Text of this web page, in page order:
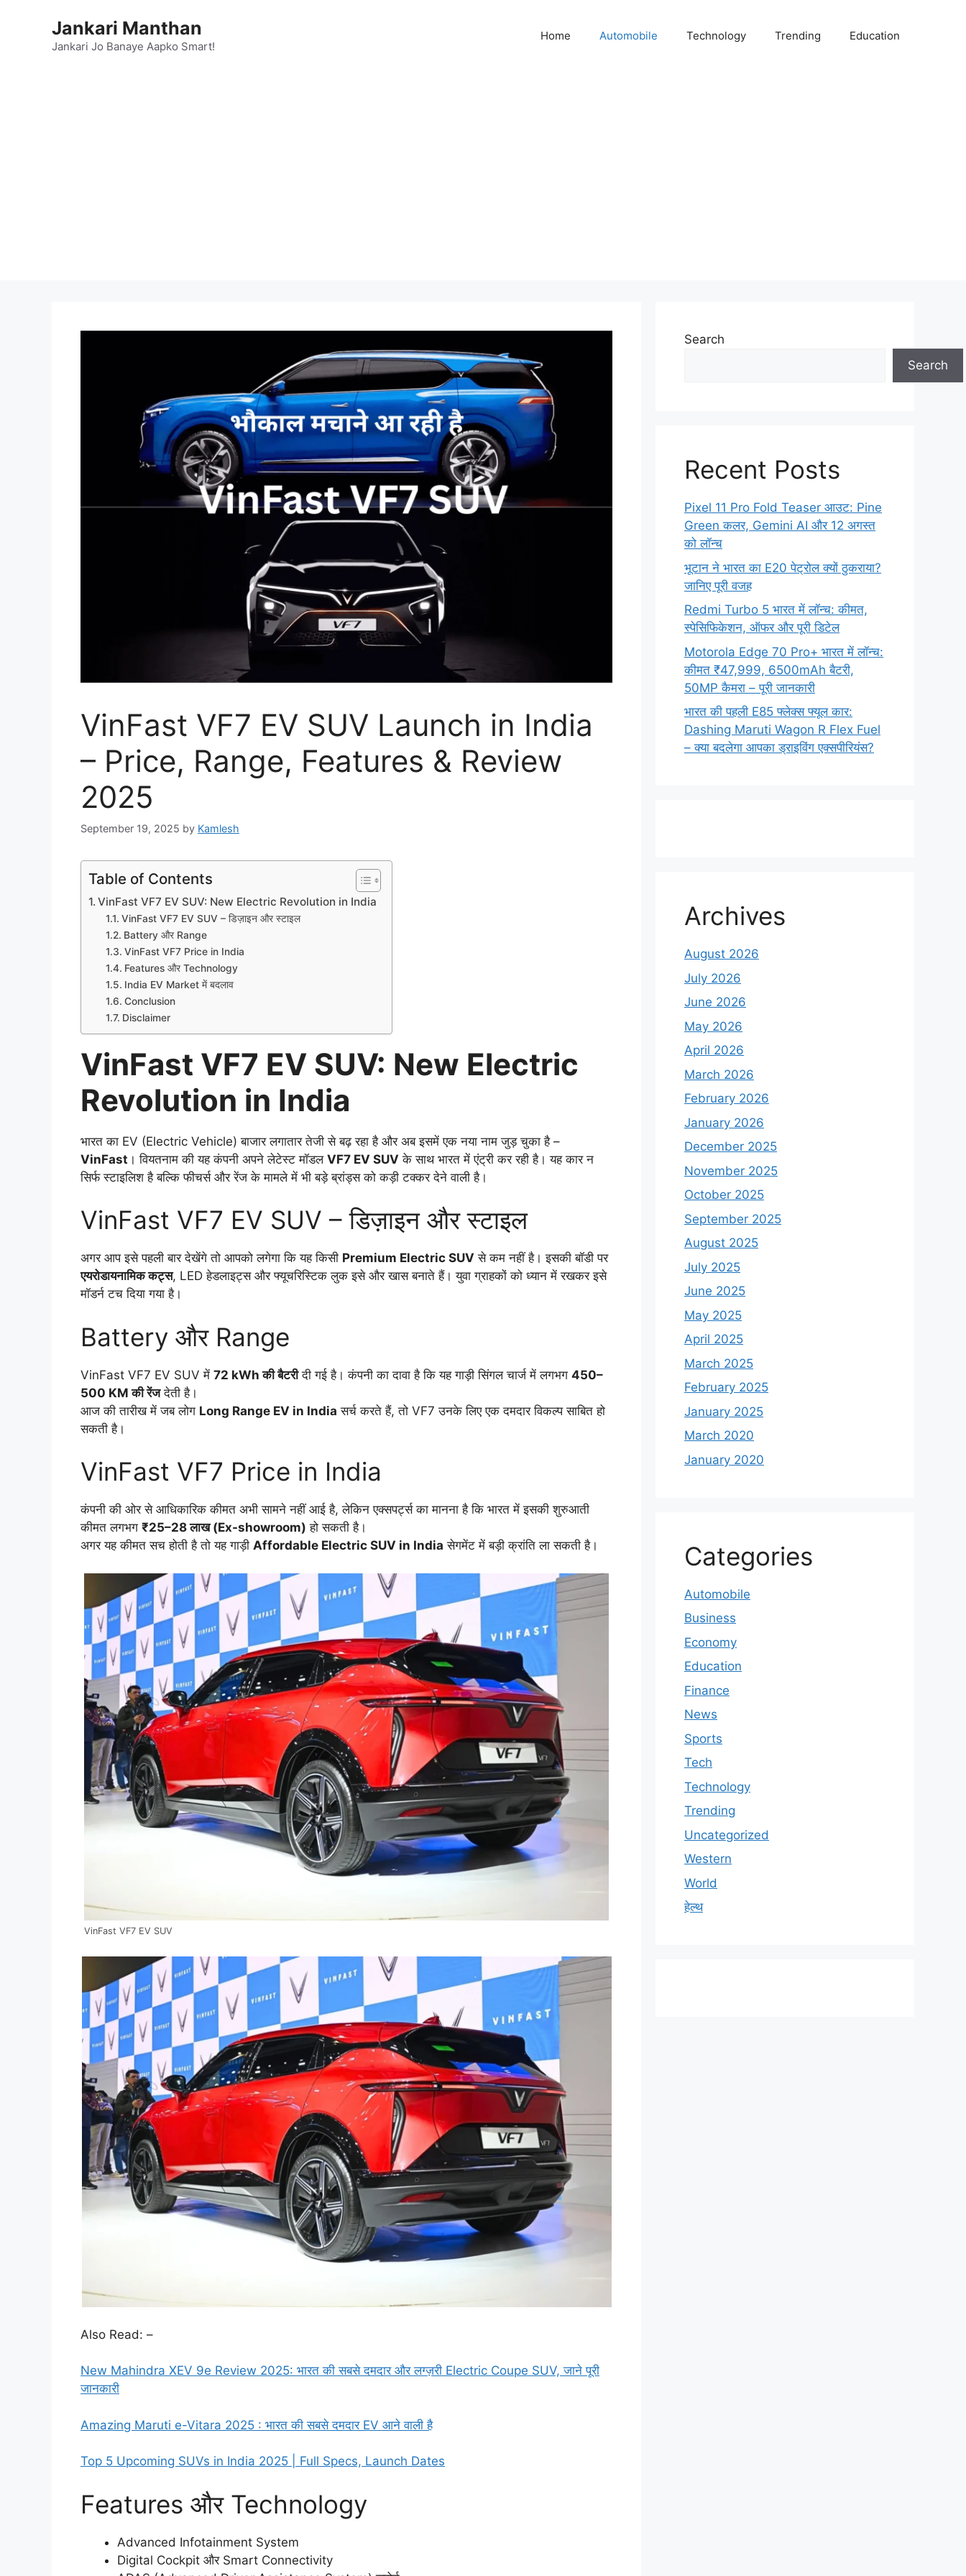
Jankari Manthan
Jankari Jo Banaye Aapko Smart!
Home Automobile Technology Trending Education
VinFast VF7 EV SUV Launch in India
– Price, Range, Features & Review
2025
September 19, 2025 by Kamlesh
Table of Contents
VinFast VF7 EV SUV: New Electric Revolution in India
VinFast VF7 EV SUV – डिज़ाइन और स्टाइल
Battery और Range
VinFast VF7 Price in India
Features और Technology
India EV Market में बदलाव
Conclusion
Disclaimer
VinFast VF7 EV SUV: New Electric
Revolution in India
भारत का EV (Electric Vehicle) बाजार लगातार तेजी से बढ़ रहा है और अब इसमें एक नया नाम जुड़ चुका है –
VinFast । वियतनाम की यह कंपनी अपने लेटेस्ट मॉडल VF7 EV SUV के साथ भारत में एंट्री कर रही है। यह कार न
सिर्फ स्टाइलिश है बल्कि फीचर्स और रेंज के मामले में भी बड़े ब्रांड्स को कड़ी टक्कर देने वाली है।
VinFast VF7 EV SUV – डिज़ाइन और स्टाइल
अगर आप इसे पहली बार देखेंगे तो आपको लगेगा कि यह किसी Premium Electric SUV से कम नहीं है। इसकी बॉडी पर
एयरोडायनामिक कट्स, LED हेडलाइट्स और फ्यूचरिस्टिक लुक इसे और खास बनाते हैं। युवा ग्राहकों को ध्यान में रखकर इसे
मॉडर्न टच दिया गया है।
Battery और Range
VinFast VF7 EV SUV में 72 kWh की बैटरीदी गई है। कंपनी का दावा है कि यह गाड़ी सिंगल चार्ज में लगभग 450–
500 KM की रेंजदेती है।
आज की तारीख में जब लोग Long Range EV in India सर्च करते हैं, तो VF7 उनके लिए एक दमदार विकल्प साबित हो
सकती है।
VinFast VF7 Price in India
कंपनी की ओर से आधिकारिक कीमत अभी सामने नहीं आई है, लेकिन एक्सपर्ट्स का मानना है कि भारत में इसकी शुरुआती
कीमत लगभग ₹25–28 लाख (Ex-showroom) हो सकती है।
अगर यह कीमत सच होती है तो यह गाड़ी Affordable Electric SUV in India सेगमेंट में बड़ी क्रांति ला सकती है।
VinFast VF7 EV SUV
Also Read: –
New Mahindra XEV 9e Review 2025: भारत की सबसे दमदार और लग्ज़री Electric Coupe SUV, जाने पूरी
जानकारी
Amazing Maruti e-Vitara 2025 : भारत की सबसे दमदार EV आने वाली है
Top 5 Upcoming SUVs in India 2025 | Full Specs, Launch Dates
Features और Technology
Advanced Infotainment System
Digital Cockpit और Smart Connectivity
Search
Search
Recent Posts
Pixel 11 Pro Fold Teaser आउट: Pine
Green कलर, Gemini AI और 12 अगस्त
को लॉन्च
भूटान ने भारत का E20 पेट्रोल क्यों ठुकराया?
जानिए पूरी वजह
Redmi Turbo 5 भारत में लॉन्च: कीमत,
स्पेसिफिकेशन, ऑफर और पूरी डिटेल
Motorola Edge 70 Pro+ भारत में लॉन्च:
कीमत ₹47,999, 6500mAh बैटरी,
50MP कैमरा – पूरी जानकारी
भारत की पहली E85 फ्लेक्स फ्यूल कार:
Dashing Maruti Wagon R Flex Fuel
– क्या बदलेगा आपका ड्राइविंग एक्सपीरियंस?
Archives
August 2026
July 2026
June 2026
May 2026
April 2026
March 2026
February 2026
January 2026
December 2025
November 2025
October 2025
September 2025
August 2025
July 2025
June 2025
May 2025
April 2025
March 2025
February 2025
January 2025
March 2020
January 2020
Categories
Automobile
Business
Economy
Education
Finance
News
Sports
Tech
Technology
Trending
Uncategorized
Western
World
हेल्थ